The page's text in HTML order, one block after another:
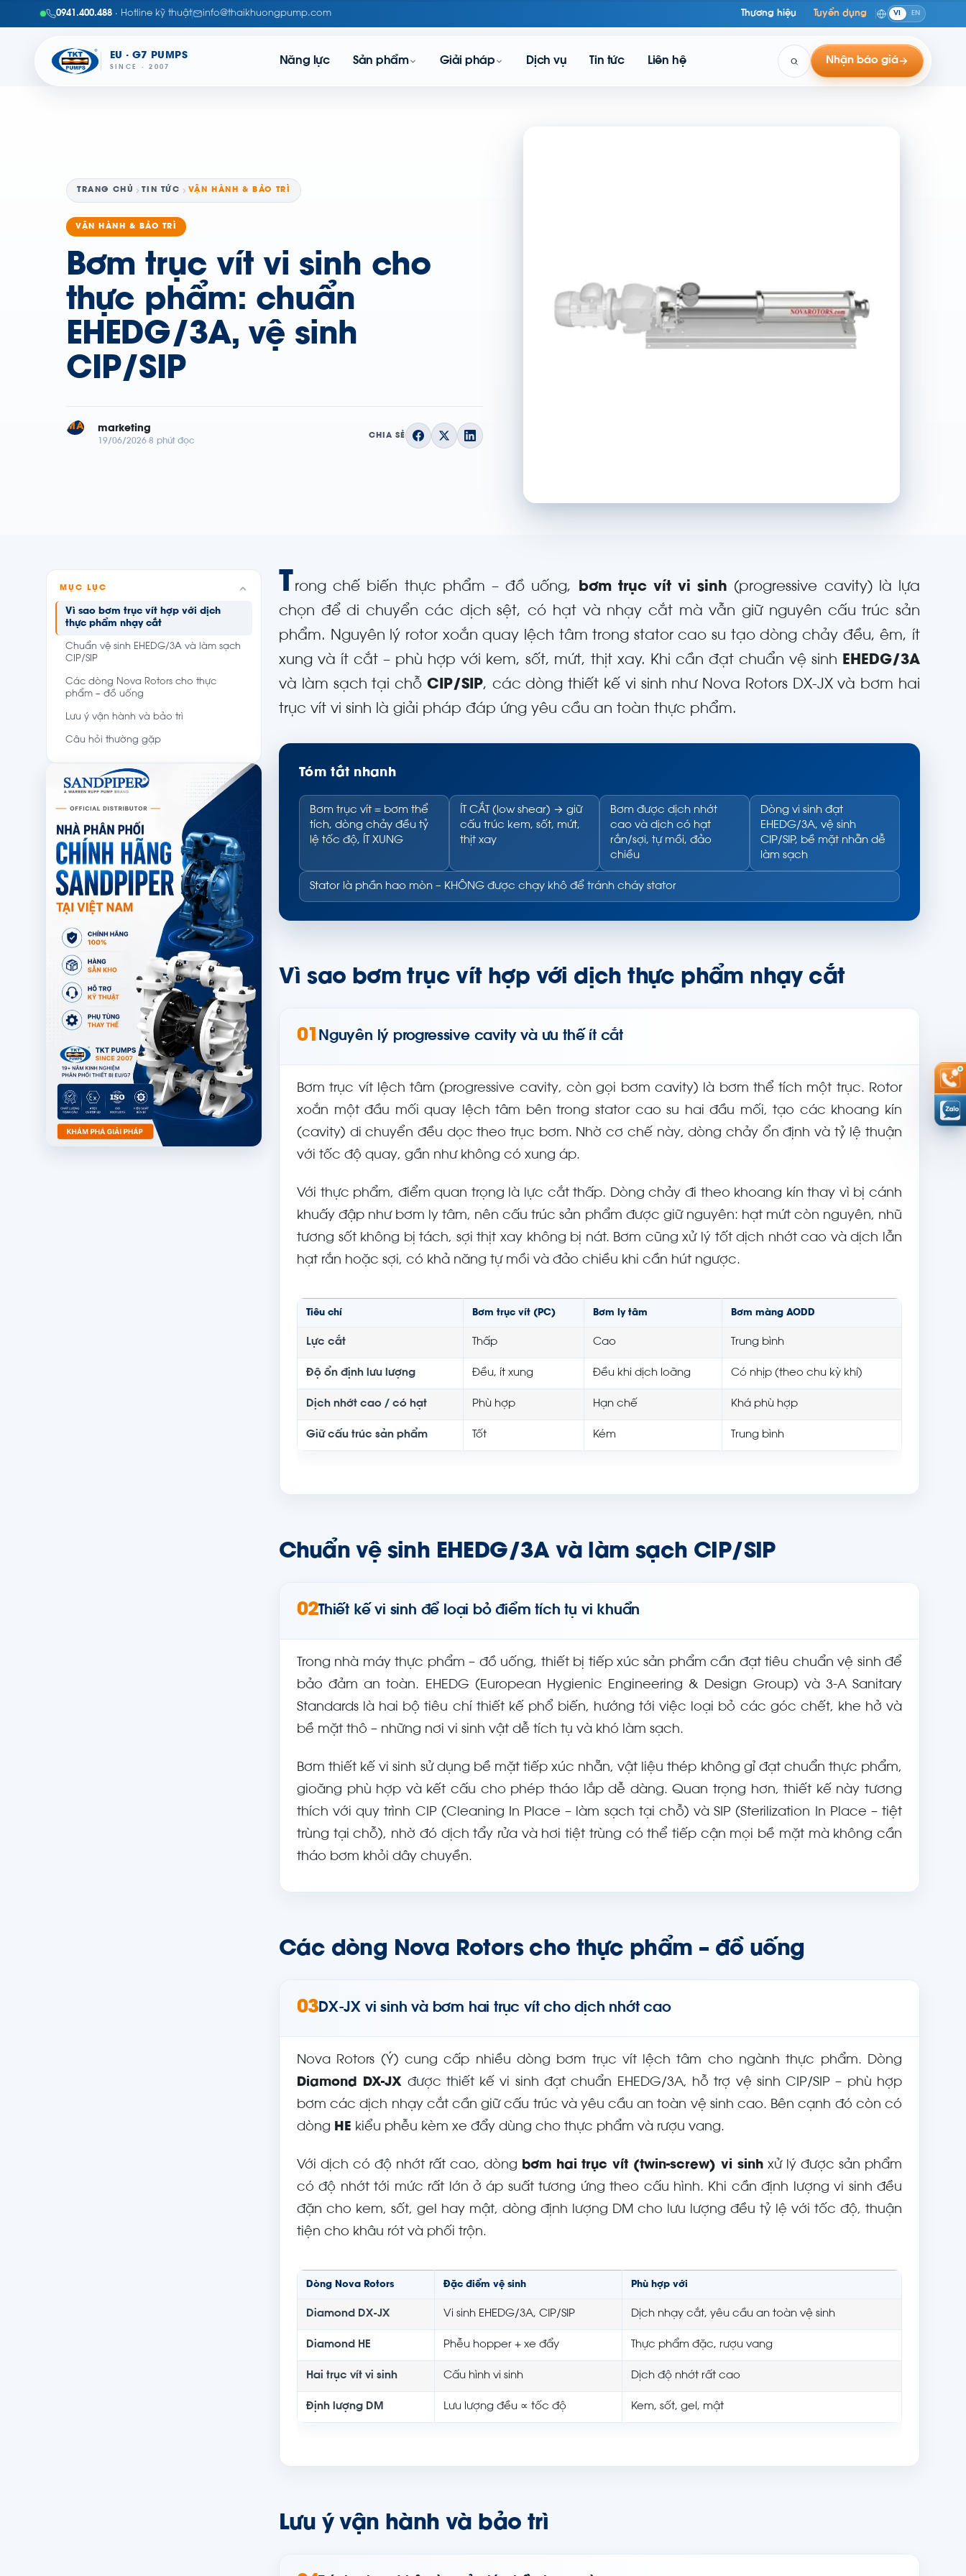
0941.400.488 · Hotline kỹ thuật info@thaikhuongpump.com Thương hiệu Tuyển dụng VI EN
EU · G7 PUMPS
SINCE · 2007
Năng lực Sản phẩm Giải pháp Dịch vụ Tin tức Liên hệ Nhận báo giá
TRANG CHỦ TIN TỨC VẬN HÀNH & BẢO TRÌ
VẬN HÀNH & BẢO TRÌ
Bơm trục vít vi sinh cho
thực phẩm: chuẩn
EHEDG/3A, vệ sinh
CIP/SIP
MA marketing
19/06/2026 8 phút đọc
CHIA SẺ
MỤC LỤC
Vì sao bơm trục vít hợp với dịch
thực phẩm nhạy cắt
Chuẩn vệ sinh EHEDG/3A và làm sạch
CIP/SIP
Các dòng Nova Rotors cho thực
phẩm – đồ uống
Lưu ý vận hành và bảo trì
Câu hỏi thường gặp
Trong chế biến thực phẩm – đồ uống, bơm trục vít vi sinh (progressive cavity) là lựa
chọn để di chuyển các dịch sệt, có hạt và nhạy cắt mà vẫn giữ nguyên cấu trúc sản
phẩm. Nguyên lý rotor xoắn quay lệch tâm trong stator cao su tạo dòng chảy đều, êm, ít
xung và ít cắt – phù hợp với kem, sốt, mứt, thịt xay. Khi cần đạt chuẩn vệ sinh EHEDG/3A
và làm sạch tại chỗ CIP/SIP, các dòng thiết kế vi sinh như Nova Rotors DX-JX và bơm hai
trục vít vi sinh là giải pháp đáp ứng yêu cầu an toàn thực phẩm.
Tóm tắt nhanh
Bơm trục vít = bơm thể
tích, dòng chảy đều tỷ
lệ tốc độ, ÍT XUNG
ÍT CẮT (low shear) → giữ
cấu trúc kem, sốt, mứt,
thịt xay
Bơm được dịch nhớt
cao và dịch có hạt
rắn/sợi, tự mồi, đảo
chiều
Dòng vi sinh đạt
EHEDG/3A, vệ sinh
CIP/SIP, bề mặt nhẵn dễ
làm sạch
Stator là phần hao mòn – KHÔNG được chạy khô để tránh cháy stator
Vì sao bơm trục vít hợp với dịch thực phẩm nhạy cắt
01 Nguyên lý progressive cavity và ưu thế ít cắt
Bơm trục vít lệch tâm (progressive cavity, còn gọi bơm cavity) là bơm thể tích một trục. Rotor
xoắn một đầu mối quay lệch tâm bên trong stator cao su hai đầu mối, tạo các khoang kín
(cavity) di chuyển đều dọc theo trục bơm. Nhờ cơ chế này, dòng chảy ổn định và tỷ lệ thuận
với tốc độ quay, gần như không có xung áp.
Với thực phẩm, điểm quan trọng là lực cắt thấp. Dòng chảy đi theo khoang kín thay vì bị cánh
khuấy đập như bơm ly tâm, nên cấu trúc sản phẩm được giữ nguyên: hạt mứt còn nguyên, nhũ
tương sốt không bị tách, sợi thịt xay không bị nát. Bơm cũng xử lý tốt dịch nhớt cao và dịch lẫn
hạt rắn hoặc sợi, có khả năng tự mồi và đảo chiều khi cần hút ngược.
Tiêu chí Bơm trục vít (PC) Bơm ly tâm Bơm màng AODD
Lực cắt Thấp Cao Trung bình
Độ ổn định lưu lượng Đều, ít xung Đều khi dịch loãng Có nhịp (theo chu kỳ khí)
Dịch nhớt cao / có hạt Phù hợp Hạn chế Khá phù hợp
Giữ cấu trúc sản phẩm Tốt Kém Trung bình
Chuẩn vệ sinh EHEDG/3A và làm sạch CIP/SIP
02Thiết kế vi sinh để loại bỏ điểm tích tụ vi khuẩn
Trong nhà máy thực phẩm – đồ uống, thiết bị tiếp xúc sản phẩm cần đạt tiêu chuẩn vệ sinh để
bảo đảm an toàn. EHEDG (European Hygienic Engineering & Design Group) và 3-A Sanitary
Standards là hai bộ tiêu chí thiết kế phổ biến, hướng tới việc loại bỏ các góc chết, khe hở và
bề mặt thô – những nơi vi sinh vật dễ tích tụ và khó làm sạch.
Bơm thiết kế vi sinh sử dụng bề mặt tiếp xúc nhẵn, vật liệu thép không gỉ đạt chuẩn thực phẩm,
gioăng phù hợp và kết cấu cho phép tháo lắp dễ dàng. Quan trọng hơn, thiết kế này tương
thích với quy trình CIP (Cleaning In Place – làm sạch tại chỗ) và SIP (Sterilization In Place – tiệt
trùng tại chỗ), nhờ đó dịch tẩy rửa và hơi tiệt trùng có thể tiếp cận mọi bề mặt mà không cần
tháo bơm khỏi dây chuyền.
Các dòng Nova Rotors cho thực phẩm – đồ uống
03DX-JX vi sinh và bơm hai trục vít cho dịch nhớt cao
Nova Rotors (Ý) cung cấp nhiều dòng bơm trục vít lệch tâm cho ngành thực phẩm. Dòng
Diamond DX-JX được thiết kế vi sinh đạt chuẩn EHEDG/3A, hỗ trợ vệ sinh CIP/SIP – phù hợp
bơm các dịch nhạy cắt cần giữ cấu trúc và yêu cầu an toàn vệ sinh cao. Bên cạnh đó còn có
dòng HE kiểu phễu kèm xe đẩy dùng cho thực phẩm và rượu vang.
Với dịch có độ nhớt rất cao, dòng bơm hai trục vít (twin-screw) vi sinh xử lý được sản phẩm
có độ nhớt tới mức rất lớn ở áp suất tương ứng theo cấu hình. Khi cần định lượng vi sinh đều
đặn cho kem, sốt, gel hay mật, dòng định lượng DM cho lưu lượng đều tỷ lệ với tốc độ, thuận
tiện cho khâu rót và phối trộn.
Dòng Nova Rotors Đặc điểm vệ sinh Phù hợp với
Diamond DX-JX Vi sinh EHEDG/3A, CIP/SIP Dịch nhạy cắt, yêu cầu an toàn vệ sinh
Diamond HE Phễu hopper + xe đẩy Thực phẩm đặc, rượu vang
Hai trục vít vi sinh Cấu hình vi sinh Dịch độ nhớt rất cao
Định lượng DM Lưu lượng đều ∝ tốc độ Kem, sốt, gel, mật
Lưu ý vận hành và bảo trì